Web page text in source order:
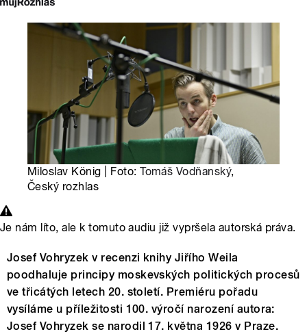
Miloslav König | Foto:Tomáš Vodňanský,
Český rozhlas
Je nám líto, ale k tomuto audiu již vypršela autorská práva.
Josef Vohryzek v recenzi knihy Jiřího Weila
poodhaluje principy moskevských politických procesů
ve třicátých letech 20. století. Premiéru pořadu
vysíláme u příležitosti 100. výročí narození autora:
Josef Vohryzek se narodil 17. května 1926 v Praze.